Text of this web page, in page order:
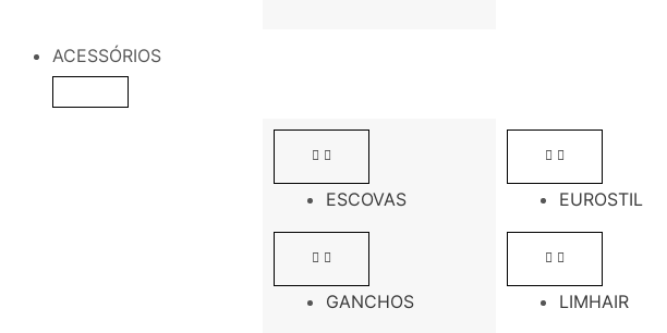
ACESSÓRIOS
ESCOVAS
GANCHOS
EUROSTIL
LIMHAIR